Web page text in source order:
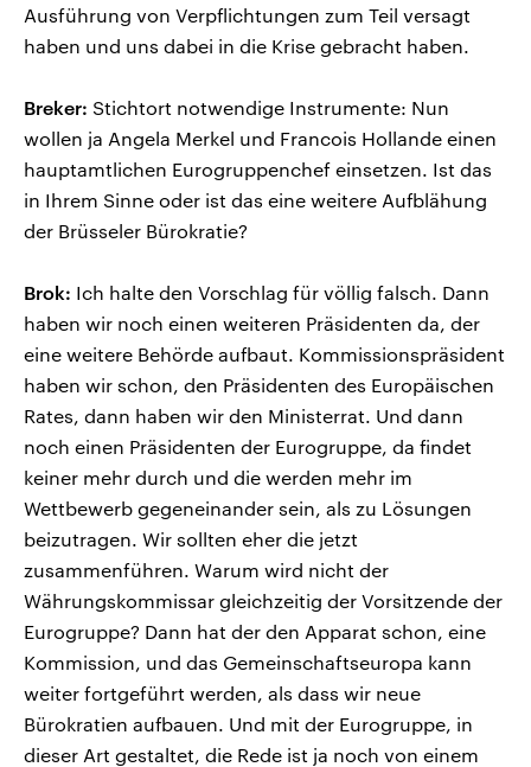
Ausführung von Verpflichtungen zum Teil versagt
haben und uns dabei in die Krise gebracht haben.
Breker: Stichtort notwendige Instrumente: Nun
wollen ja Angela Merkel und Francois Hollande einen
hauptamtlichen Eurogruppenchef einsetzen. Ist das
in Ihrem Sinne oder ist das eine weitere Aufblähung
der Brüsseler Bürokratie?
Brok: Ich halte den Vorschlag für völlig falsch. Dann
haben wir noch einen weiteren Präsidenten da, der
eine weitere Behörde aufbaut. Kommissionspräsident
haben wir schon, den Präsidenten des Europäischen
Rates, dann haben wir den Ministerrat. Und dann
noch einen Präsidenten der Eurogruppe, da findet
keiner mehr durch und die werden mehr im
Wettbewerb gegeneinander sein, als zu Lösungen
beizutragen. Wir sollten eher die jetzt
zusammenführen. Warum wird nicht der
Währungskommissar gleichzeitig der Vorsitzende der
Eurogruppe? Dann hat der den Apparat schon, eine
Kommission, und das Gemeinschaftseuropa kann
weiter fortgeführt werden, als dass wir neue
Bürokratien aufbauen. Und mit der Eurogruppe, in
dieser Art gestaltet, die Rede ist ja noch von einem